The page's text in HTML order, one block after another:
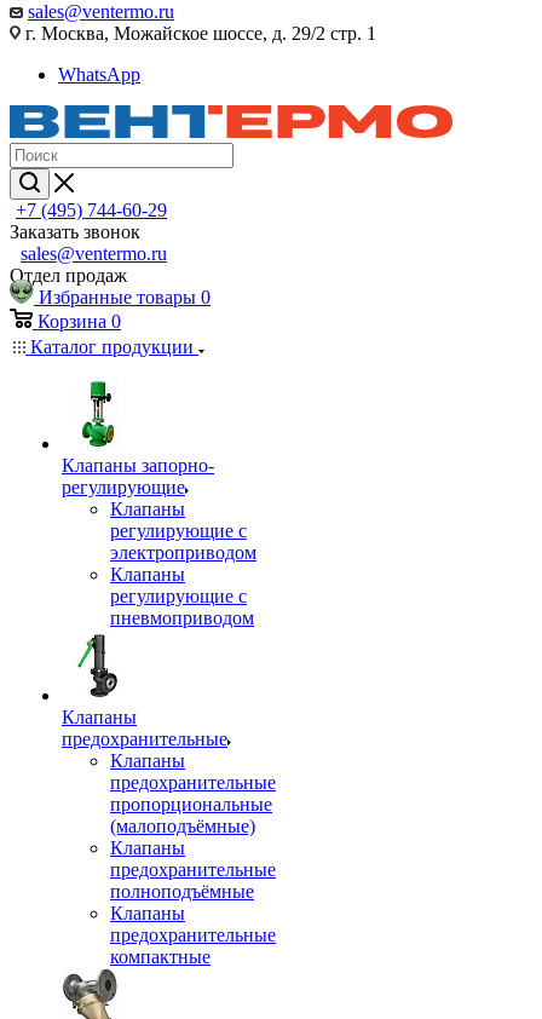
sales@ventermo.ru
г. Москва, Можайское шоссе, д. 29/2 стр. 1
WhatsApp
+7 (495) 744-60-29
Заказать звонок
sales@ventermo.ru
Отдел продаж
Избранные товары 0
Корзина 0
Каталог продукции
Клапаны запорно-
регулирующие
Клапаны
регулирующие с
электроприводом
Клапаны
регулирующие с
пневмоприводом
Клапаны
предохранительные
Клапаны
предохранительные
пропорциональные
(малоподъёмные)
Клапаны
предохранительные
полноподъёмные
Клапаны
предохранительные
компактные